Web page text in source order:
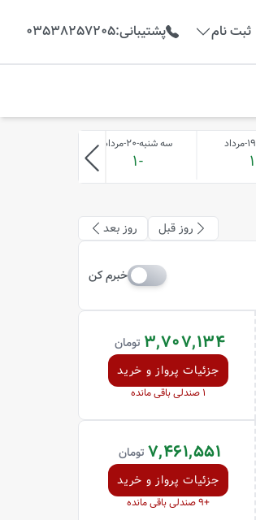
ثبت نام پشتیبانی:
03538257205
سه شنبه-20-مرداد
-1
روز قبل روز بعد
خبرم کن
3,707,134 تومان
جزئیات پرواز و خرید
1 صندلی باقی مانده
7,461,551 تومان
جزئیات پرواز و خرید
+9 صندلی باقی مانده